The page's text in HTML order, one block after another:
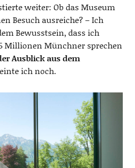
weiter: Ob das Museum
Besuch ausreiche? – Ich
Bewusstsein, dass ich
Millionen Münchner sprechen
Ausblick aus dem
ich noch.